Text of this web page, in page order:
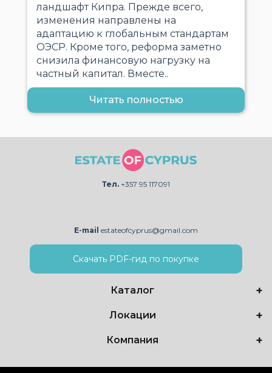
ландшафт Кипра. Прежде всего,
изменения направлены на
адаптацию к глобальным стандартам
ОЭСР. Кроме того, реформа заметно
снизила финансовую нагрузку на
частный капитал. Вместе..
Читать полностью
Тел. +357 95 117091
E-mail estateofcyprus@gmail.com
Скачать PDF-гид по покупке
Каталог
Локации
Компания